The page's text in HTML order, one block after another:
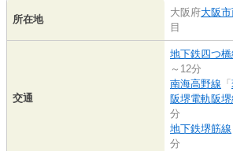
所在地
大阪府大阪
目
交通
地下鉄四つ橋
～12分
南海高野線 「
阪堺電軌阪堺
分
地下鉄堺筋線
分